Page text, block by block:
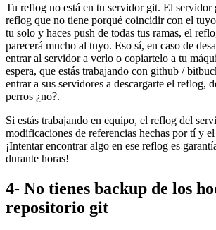
Tu reflog no está en tu servidor git. El servidor
reflog que no tiene porqué coincidir con el
tu solo y haces push de todas tus ramas, el
parecerá mucho al tuyo. Eso sí, en caso de
entrar al servidor a verlo o copiartelo a tu
espera, que estás trabajando con github /
entrar a sus servidores a descargarte el reflog,
perros ¿no?.
Si estás trabajando en equipo, el reflog del
modificaciones de referencias hechas por tí y
¡Intentar encontrar algo en ese reflog es
durante horas!
4- No tienes backup de los
repositorio git